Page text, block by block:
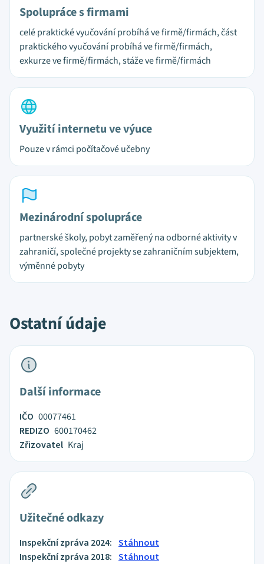
Spolupráce s firmami
celé praktické vyučování probíhá ve firmě/firmách, část
praktického vyučování probíhá ve firmě/firmách,
exkurze ve firmě/firmách, stáže ve firmě/firmách
Využití internetu ve výuce
Pouze v rámci počítačové učebny
Mezinárodní spolupráce
partnerské školy, pobyt zaměřený na odborné aktivity v
zahraničí, společné projekty se zahraničním subjektem,
výměnné pobyty
Ostatní údaje
Další informace
IČO 00077461
REDIZO 600170462
Zřizovatel Kraj
Užitečné odkazy
Inspekční zpráva 2024: Stáhnout
Inspekční zpráva 2018: Stáhnout